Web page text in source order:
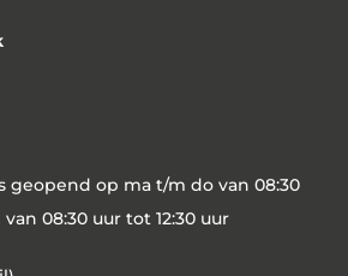
geopend op ma t/m do van 08:30
08:30 uur tot 12:30 uur